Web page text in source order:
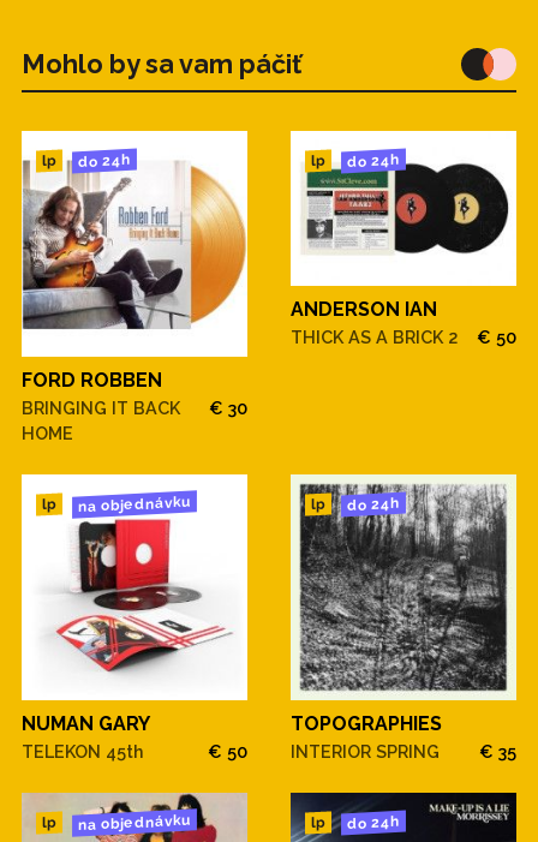
Mohlo by sa vam páčiť
lp do 24h
FORD ROBBEN
BRINGING IT BACK
HOME
€ 30
lp do 24h
ANDERSON IAN
THICK AS A BRICK 2 € 50
lp na objednávku
NUMAN GARY
TELEKON 45th € 50
lp do 24h
TOPOGRAPHIES
INTERIOR SPRING € 35
lp na objednávku lp do 24h